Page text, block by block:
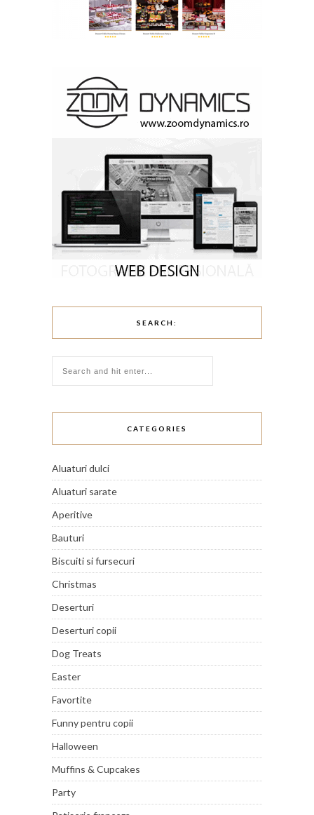
SEARCH:
CATEGORIES
Aluaturi dulci
Aluaturi sarate
Aperitive
Bauturi
Biscuiti si fursecuri
Christmas
Deserturi
Deserturi copii
Dog Treats
Easter
Favortite
Funny pentru copii
Halloween
Muffins & Cupcakes
Party